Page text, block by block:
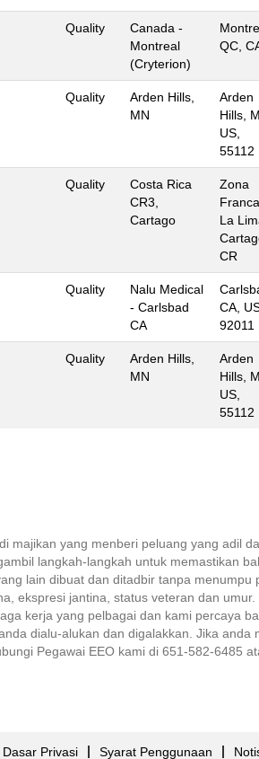
Quality
Canada -
Montreal
(Cryterion)
QC,
Quality
Arden Hills,
MN
Arden
Hills,
US,
55112
Quality
Costa Rica
CR3,
Cartago
Zona
Franca
La
CR
Quality
Nalu Medical
- Carlsbad
CA
CA,
92011
Quality
Arden Hills,
MN
Arden
Hills,
US,
55112
yang menberi peluang yang adil
langkah-langkah untuk memastikan
lain dibuat dan ditadbir tanpa
ekspresi jantina, status veteran dan
kerja yang pelbagai dan kami percaya
dialu-alukan dan digalakkan. Jika anda
Pegawai EEO kami di 651-582-6485
Dasar Privasi Syarat Penggunaan